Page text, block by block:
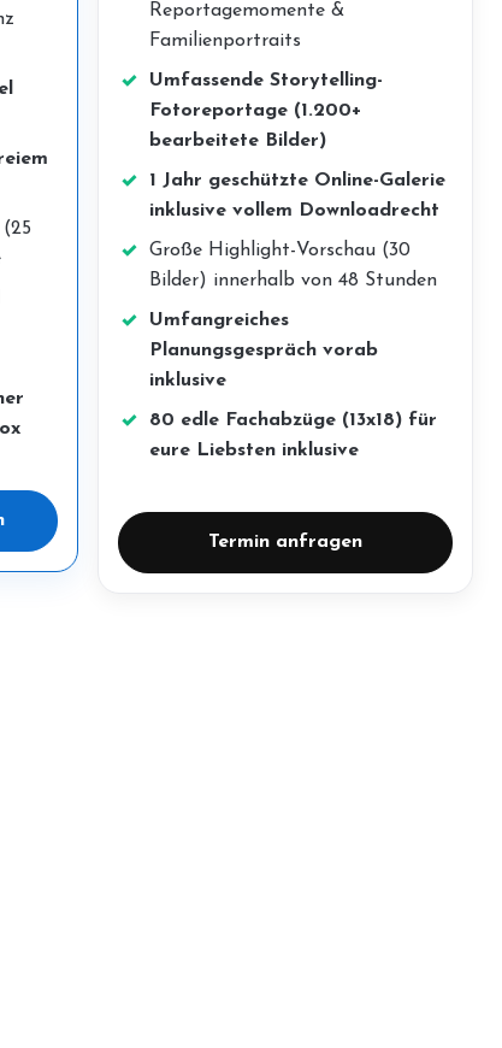
Reportagemomente &
Familienportraits
Umfassende Storytelling-
Fotoreportage (1.200+
bearbeitete Bilder)
1 Jahr geschützte Online-Galerie
inklusive vollem Downloadrecht
Große Highlight-Vorschau (30
Bilder) innerhalb von 48 Stunden
Umfangreiches
Planungsgespräch vorab
inklusive
80 edle Fachabzüge (13x18) für
eure Liebsten inklusive
Termin anfragen